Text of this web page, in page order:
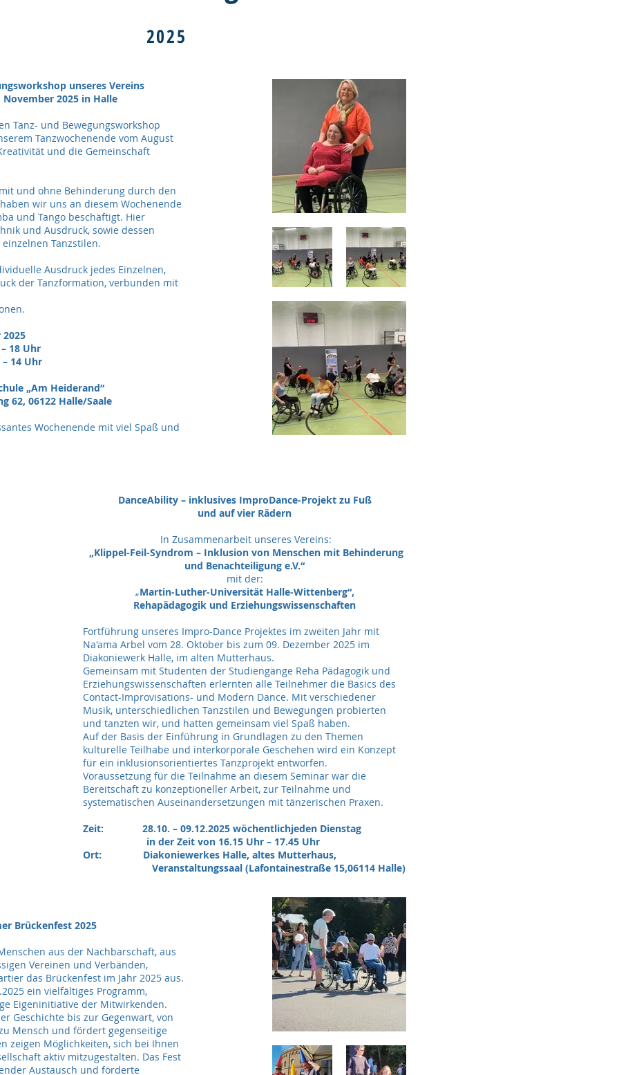
2025
unseres Vereins
November 2025 in Halle
Tanz- und Bewegungsworkshop
Tanzwochenende vom August
und die Gemeinschaft
und ohne Behinderung durch den
wir uns an diesem Wochenende
und Tango beschäftigt. Hier
und Ausdruck, sowie dessen
Tanzstilen.
Ausdruck jedes Einzelnen,
der Tanzformation, verbunden mit
18 Uhr
Uhr
„Am Heiderand“
06122 Halle/Saale
Wochenende mit viel Spaß und
DanceAbility – inklusives ImproDance-Projekt zu Fuß
und auf vier Rädern
In Zusammenarbeit unseres Vereins:
„Klippel-Feil-Syndrom – Inklusion von Menschen mit Behinderung
und Benachteiligung e.V.“
mit der:
„Martin-Luther-Universität Halle-Wittenberg“,
Rehapädagogik und Erziehungswissenschaften
Fortführung unseres Impro-Dance Projektes im zweiten Jahr mit
Na'ama Arbel vom 28. Oktober bis zum 09. Dezember 2025 im
Diakoniewerk Halle, im alten Mutterhaus.
Gemeinsam mit Studenten der Studiengänge Reha Pädagogik und
Erziehungswissenschaften erlernten alle Teilnehmer die Basics des
Contact-Improvisations- und Modern Dance. Mit verschiedener
Musik, unterschiedlichen Tanzstilen und Bewegungen probierten
und tanzten wir, und hatten gemeinsam viel Spaß haben.
Auf der Basis der Einführung in Grundlagen zu den Themen
kulturelle Teilhabe und interkorporale Geschehen wird ein Konzept
für ein inklusionsorientiertes Tanzprojekt entworfen.
Voraussetzung für die Teilnahme an diesem Seminar war die
Bereitschaft zu konzeptioneller Arbeit, zur Teilnahme und
systematischen Auseinandersetzungen mit tänzerischen Praxen.
Zeit: 28.10. – 09.12.2025 wöchentlichjeden Dienstag
in der Zeit von 16.15 Uhr – 17.45 Uhr
Ort: Diakoniewerkes Halle, altes Mutterhaus,
Veranstaltungssaal (Lafontainestraße 15,06114 Halle)
Brückenfest 2025
aus der Nachbarschaft, aus
Vereinen und Verbänden,
das Brückenfest im Jahr 2025 aus.
ein vielfältiges Programm,
Eigeninitiative der Mitwirkenden.
Geschichte bis zur Gegenwart, von
Mensch und fördert gegenseitige
zeigen Möglichkeiten, sich bei Ihnen
aktiv mitzugestalten. Das Fest
Austausch und förderte